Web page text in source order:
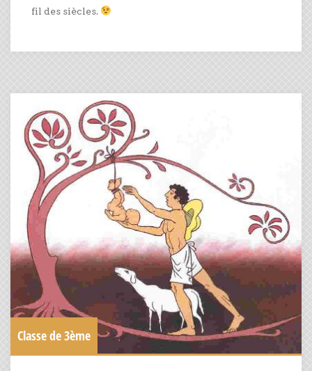
fil des siècles.
Classe de 3ème